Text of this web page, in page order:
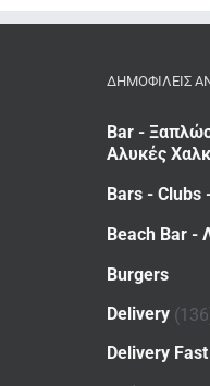
ΔΗΜΟΦΙΛΕΙΣ
Bar -
Αλυκές
Bars - Clubs
Beach Bar -
Burgers
Delivery
Delivery